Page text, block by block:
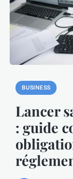
BUSINESS
Lancer
: guide